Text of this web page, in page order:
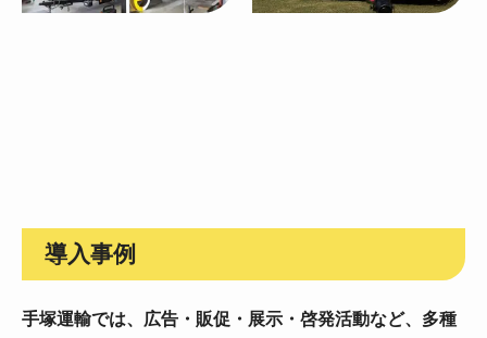
導入事例
手塚運輸では、広告・販促・展示・啓発活動など、 多種